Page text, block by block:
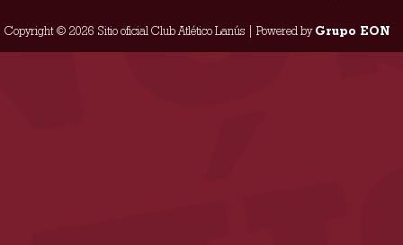
Copyright © 2026 Sitio oficial Club Atlético Lanús | Powered byGrupo EON